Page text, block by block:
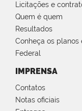
Licitações e
Quem é quem
Resultados
Conheça os
Federal
IMPRENSA
Contatos
Notas oficiais